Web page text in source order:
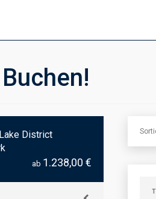
District
ab 1.238,00 €